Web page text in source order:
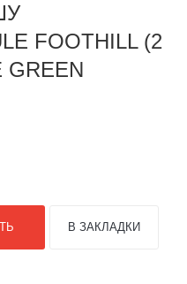
FOOTHILL (2
В ЗАКЛАДКИ